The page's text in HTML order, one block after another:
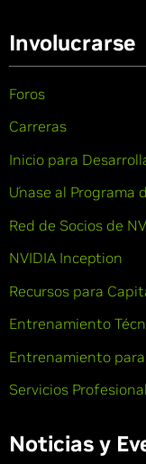
Involucrarse
Foros
Carreras
Inicio para
Únase al Programa
Red de Socios de
NVIDIA Inception
Recursos para
Entrenamiento
Entrenamiento
Servicios
Noticias y